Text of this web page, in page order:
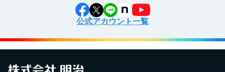
公式アカウント一覧